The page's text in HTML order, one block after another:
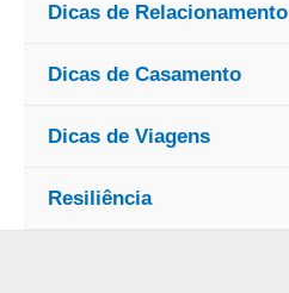
Dicas de Relacionamento
Dicas de Casamento
Dicas de Viagens
Resiliência